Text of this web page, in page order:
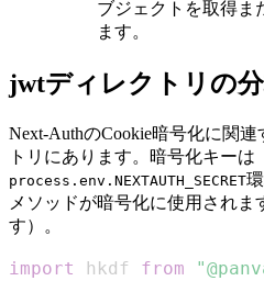
ブジェクトを取得ま
ます。
jwtディレクトリの
Next-AuthのCookie暗号化に関連
トリにあります。暗号化キーは
process.env.NEXTAUTH_SECRET
メソッドが暗号化に使用され
す）。
import hkdf from